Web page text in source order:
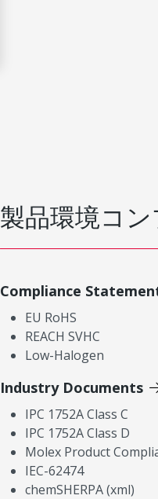
製品環境コ
Compliance
EU RoHS
REACH SVHC
Low-Halogen
Industry Documents
IPC 1752A Class C
IPC 1752A Class D
Molex Product
IEC-62474
chemSHERPA (xml)